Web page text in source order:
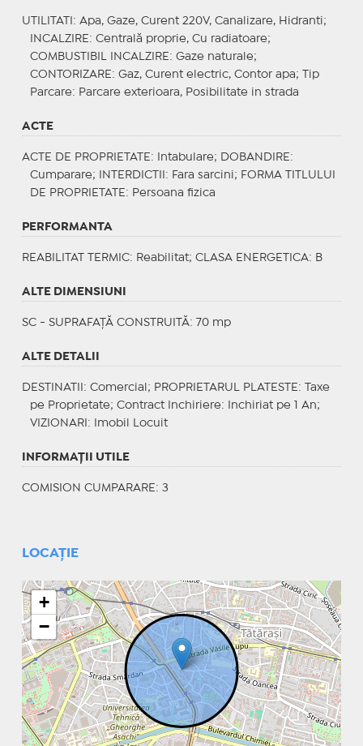
UTILITATI : Apa, Gaze, Curent 220V, Canalizare, Hidranti;
INCALZIRE : Centrală proprie, Cu radiatoare;
COMBUSTIBIL INCALZIRE : Gaze naturale;
CONTORIZARE : Gaz, Curent electric, Contor apa;
Tip
Parcare: Parcare exterioara, Posibilitate in strada
ACTE
ACTE DE PROPRIETATE : Intabulare; DOBANDIRE :
Cumparare;
INTERDICTII : Fara sarcini; FORMA TITLULUI
DE PROPRIETATE : Persoana fizica
PERFORMANTA
REABILITAT TERMIC: Reabilitat; CLASA ENERGETICA: B
ALTE DIMENSIUNI
SC - SUPRAFAȚĂ CONSTRUITĂ: 70 mp
ALTE DETALII
DESTINATII : Comercial; PROPRIETARUL PLATESTE : Taxe
pe Proprietate; Contract Inchiriere: Inchiriat pe 1 An;
VIZIONARI : Imobil Locuit
INFORMAŢII UTILE
COMISION CUMPARARE: 3
LOCAȚIE
+
−